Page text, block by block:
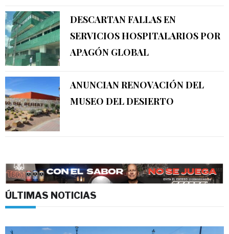
DESCARTAN FALLAS EN
SERVICIOS HOSPITALARIOS POR
APAGÓN GLOBAL
ANUNCIAN RENOVACIÓN DEL
MUSEO DEL DESIERTO
ÚLTIMAS NOTICIAS